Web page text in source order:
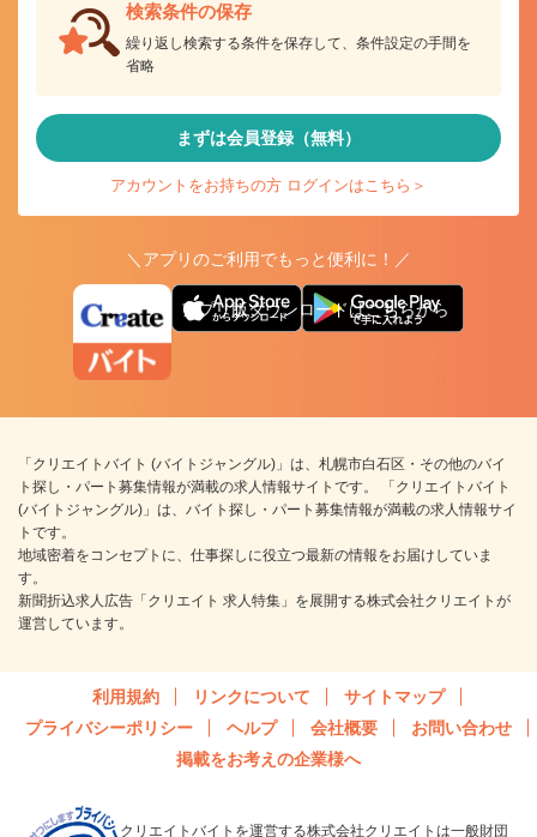
検索条件の保存
繰り返し検索する条件を保存して、条件設定の手間を
省略
まずは会員登録（無料）
アカウントをお持ちの方 ログインはこちら＞
＼アプリのご利用でもっと便利に！／
アプリ版ダウンロードはこちらから
「クリエイトバイト (バイトジャングル)」は、札幌市白石区・その他のバイ
ト探し・パート募集情報が満載の求人情報サイトです。 「クリエイトバイト
(バイトジャングル)」は、バイト探し・パート募集情報が満載の求人情報サイ
トです。
地域密着をコンセプトに、仕事探しに役立つ最新の情報をお届けしていま
す。
新聞折込求人広告「クリエイト 求人特集」を展開する株式会社クリエイトが
運営しています。
利用規約 リンクについて
サイトマップ
プライバシーポリシー
ヘルプ 会社概要
お問い合わせ
掲載をお考えの企業様へ
クリエイトバイトを運営する株式会社クリエイトは一般財団